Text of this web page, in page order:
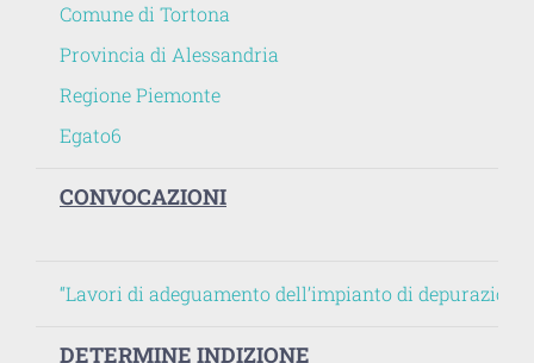
Comune di Tortona
Provincia di Alessandria
Regione Piemonte
Egato6
CONVOCAZIONI
“Lavori di adeguamento dell’impianto di
DETERMINE INDIZIONE